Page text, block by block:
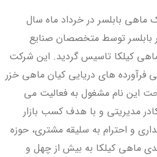
بابلسر در خرداد ماه سال
بابلسر توسط متخصصان صنایع
کیلکا تاسیس گردید. این شرکت
تعاونی فرآورده های دریایی کیان ماهی خزر
این نام مشغول به فعالیت می
با تغییر کادر مدیریتی و با هدف کسب بازار
و احترام به سلیقه مشتری، حوزه
ماهی کیلکا به بیش از چهل و